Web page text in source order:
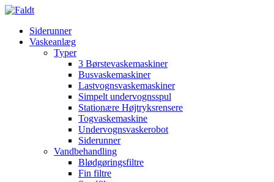
Siderunner
Vaskeanlæg
Typer
3 Børstevaskemaskiner
Busvaskemaskiner
Lastvognsvaskemaskiner
Simpelt undervognsspul
Stationære Højtryksrensere
Togvaskemaskine
Undervognsvaskerobot
Siderunner
Vandbehandling
Blødgøringsfiltre
Fin filtre